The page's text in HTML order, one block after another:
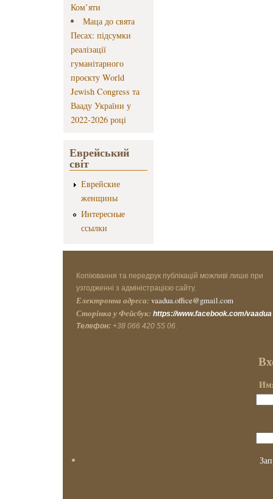
Ком’яти
Маца до свята
Песах: підсумки
реалізації
гуманітарного
проєкту World
Jewish Congress та
Вааду України у
2022-2026 році
Еврейський
світ
Еврейские
женщины
Интересные
ссылки
Копіювання та передрук публікацій можливі лише при
узгодженні з адміністрацією сайту.
Електронна адреса: vaadua.office@gmail.com
Сторінка у Фейсбук: https://www.facebook.com/vaadua
Телефон: +38 066 420 55 06.